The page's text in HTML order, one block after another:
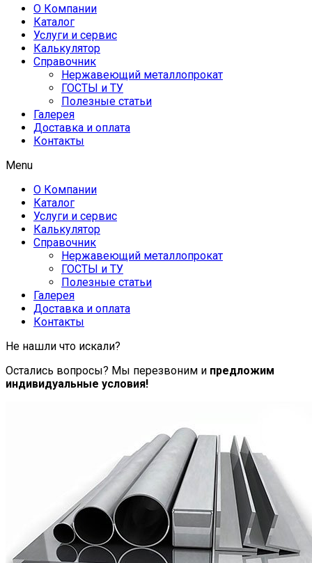
О Компании
Каталог
Услуги и сервис
Калькулятор
Справочник
Нержавеющий металлопрокат
ГОСТЫ и ТУ
Полезные статьи
Галерея
Доставка и оплата
Контакты
Menu
О Компании
Каталог
Услуги и сервис
Калькулятор
Справочник
Нержавеющий металлопрокат
ГОСТЫ и ТУ
Полезные статьи
Галерея
Доставка и оплата
Контакты
Не нашли что искали?
Остались вопросы? Мы перезвоним и предложим
индивидуальные условия!